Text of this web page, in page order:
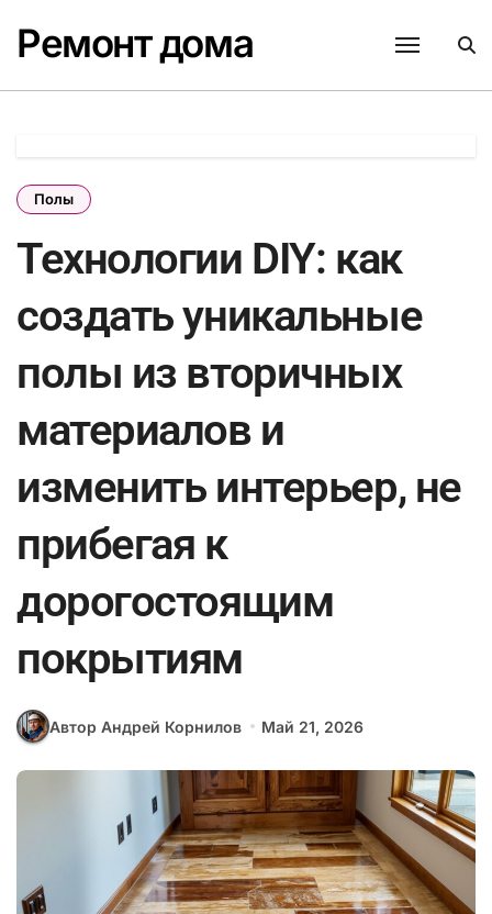
содержанию
Ремонт дома
Полы
Технологии DIY: как
создать уникальные
полы из вторичных
материалов и
изменить интерьер, не
прибегая к
дорогостоящим
покрытиям
Автор Андрей Корнилов Май 21, 2026